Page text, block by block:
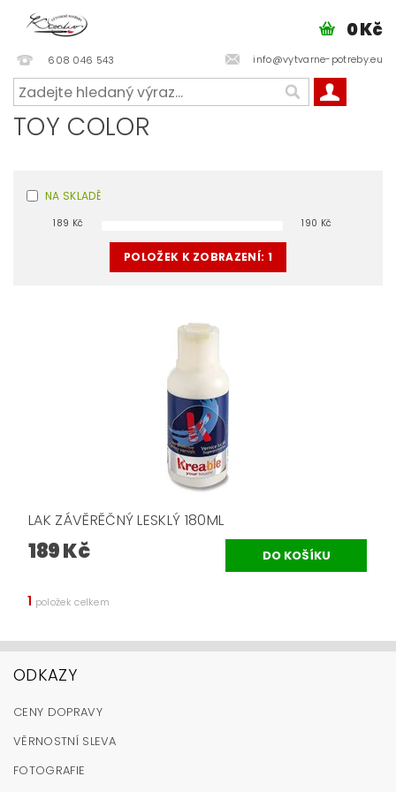
608 046 543 info@vytvarne-potreby.eu
0 Kč
TOY COLOR
NA SKLADĚ
189 Kč 190 Kč
POLOŽEK K ZOBRAZENÍ: 1
LAK ZÁVĚRĚČNÝ LESKLÝ 180ML
189 Kč
1 položek celkem
ODKAZY
CENY DOPRAVY
VĚRNOSTNÍ SLEVA
FOTOGRAFIE